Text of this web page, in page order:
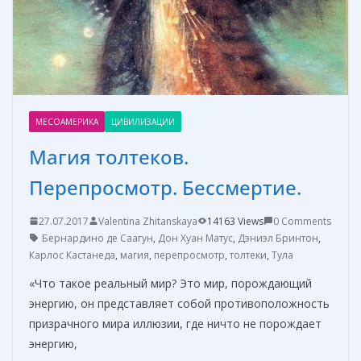
МЕСОАМЕРИКА ЦИВИЛИЗАЦИИ
Магия толтеков.
Перепросмотр. Бессмертие.
27.07.2017 Valentina Zhitanskaya 14163 Views
0 Comments
Бернардино де Саагун, Дон Хуан Матус, Дэниэл Бринтон,
Карлос Кастанеда, магия, перепросмотр, толтеки, Тула
«Что такое реальный мир? Это мир, порождающий
энергию, он представляет собой противоположность
призрачного мира иллюзии, где ничто не порождает
энергию,